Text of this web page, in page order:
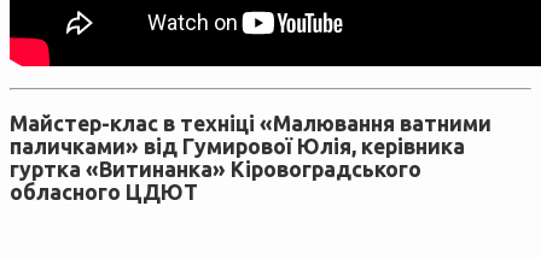
Майстер-клас в техніці «Малювання ватними
паличками» від Гумирової Юлія, керівника
гуртка «Витинанка» Кіровоградського
обласного ЦДЮТ